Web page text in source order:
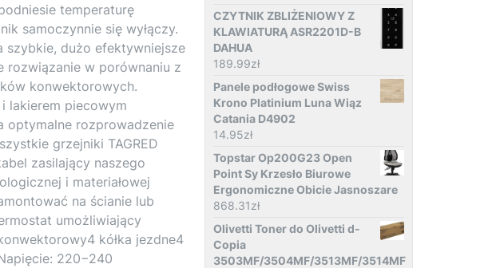
temperaturę
samoczynnie się wyłączy.
szybkie, dużo efektywniejsze
rozwiązanie w porównaniu z
konwektorowych.
lakierem piecowym
optymalne rozprowadzenie
grzejniki TAGRED
zasilający naszego
i materiałowej
na ścianie lub
umożliwiający
kółka jezdne4
220−240
CZYTNIK ZBLIŻENIOWY Z
KLAWIATURĄ ASR2201D-B
DAHUA
189.99zł
Panele podłogowe Swiss
Krono Platinium Luna Wiąz
Catania D4902
14.95zł
Topstar Op200G23 Open
Point Sy Krzesło Biurowe
Ergonomiczne Obicie Jasnoszare
868.31zł
Olivetti Toner do Olivetti d-
Copia
3503MF/3504MF/3513MF/3514MF